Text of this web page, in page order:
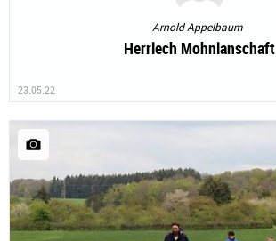
Arnold Appelbaum
Herrlech Mohnlanschaft
23.05.22